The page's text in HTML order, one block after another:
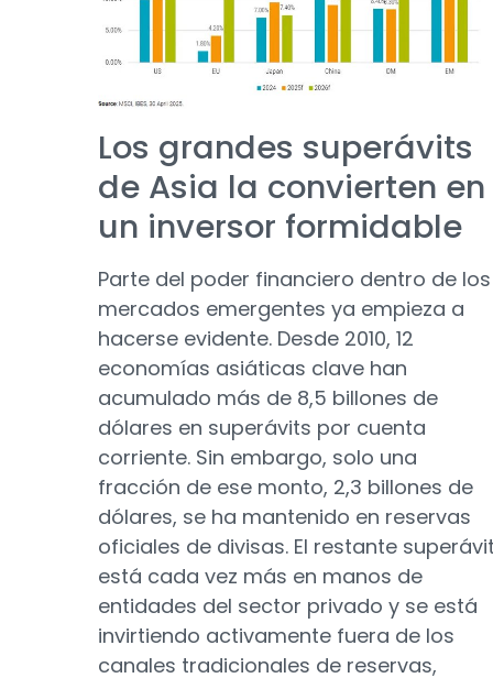
Los grandes superávits
de Asia la convierten en
un inversor formidable
Parte del poder financiero dentro de los
mercados emergentes ya empieza a
hacerse evidente. Desde 2010, 12
economías asiáticas clave han
acumulado más de 8,5 billones de
dólares en superávits por cuenta
corriente. Sin embargo, solo una
fracción de ese monto, 2,3 billones de
dólares, se ha mantenido en reservas
oficiales de divisas. El restante
está cada vez más en manos de
entidades del sector privado y se está
invirtiendo activamente fuera de los
canales tradicionales de reservas,